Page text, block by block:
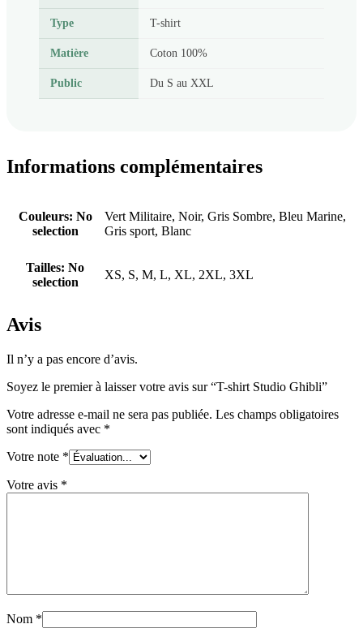
Type T-shirt
Matière Coton 100%
Public Du S au XXL
Informations complémentaires
Couleurs: No
selection
Vert Militaire, Noir, Gris Sombre, Bleu Marine,
Gris sport, Blanc
Tailles: No
selection
XS, S, M, L, XL, 2XL, 3XL
Avis
Il n’y a pas encore d’avis.
Soyez le premier à laisser votre avis sur “T-shirt Studio Ghibli”
Votre adresse e-mail ne sera pas publiée. Les champs obligatoires
sont indiqués avec *
Votre note *
Votre avis *
Nom *